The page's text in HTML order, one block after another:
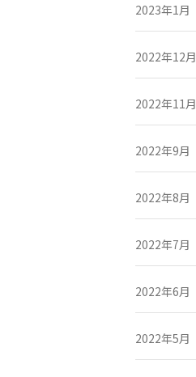
2023年1月
2022年12月
2022年11月
2022年9月
2022年8月
2022年7月
2022年6月
2022年5月